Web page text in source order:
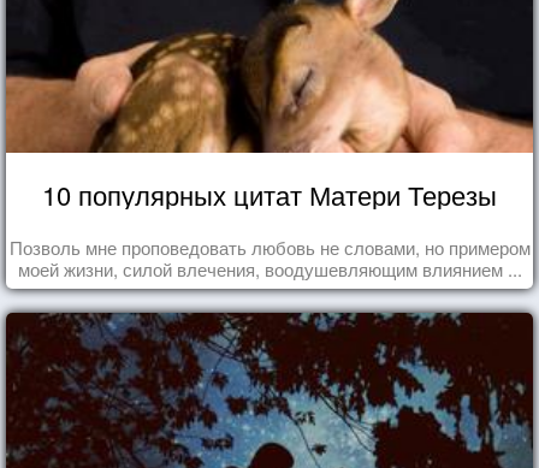
10 популярных цитат Матери Терезы
Позволь мне проповедовать любовь не словами, но примером
моей жизни, силой влечения, воодушевляющим влиянием ...